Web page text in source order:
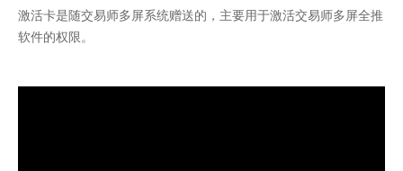
激活卡是随交易师多屏系统赠送的，主要用于激活交易师多屏全推
软件的权限。